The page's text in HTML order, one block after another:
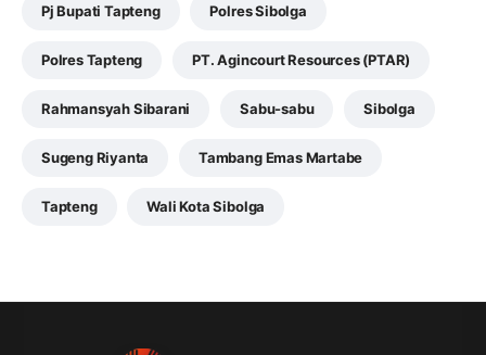
Pj Bupati Tapteng Polres Sibolga
Polres Tapteng PT. Agincourt Resources (PTAR)
Rahmansyah Sibarani Sabu-sabu Sibolga
Sugeng Riyanta Tambang Emas Martabe
Tapteng Wali Kota Sibolga